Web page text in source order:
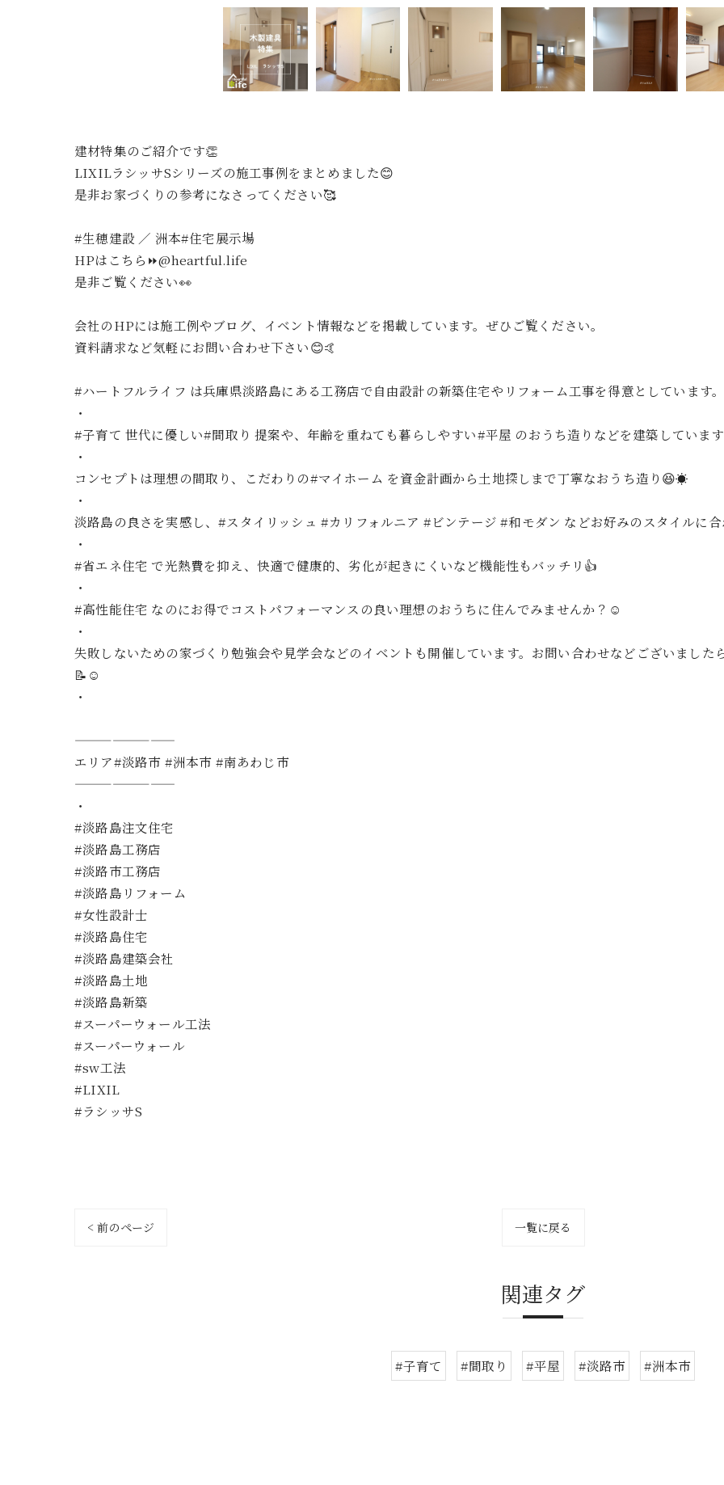
建材特集のご紹介です👏
LIXILラシッサSシリーズの施工事例をまとめました😊
是非お家づくりの参考になさってください🥰
#生穂建設 ／ 洲本#住宅展示場
HPはこちら⏩@heartful.life
是非ご覧ください👀
会社のHPには施工例やブログ、イベント情報などを掲載しています。ぜひご覧ください。
資料請求など気軽にお問い合わせ下さい😊🤙
#ハートフルライフ は兵庫県淡路島にある工務店で自由設計の新築住宅やリフォーム工事を得意としています
・
#子育て 世代に優しい#間取り 提案や、年齢を重ねても暮らしやすい#平屋 のおうち造りなどを建築していま
・
コンセプトは理想の間取り、こだわりの#マイホーム を資金計画から土地探しまで丁寧なおうち造り😆☀️
・
淡路島の良さを実感し、#スタイリッシュ #カリフォルニア #ビンテージ #和モダン などお好みのスタイルに
・
#省エネ住宅 で光熱費を抑え、快適で健康的、劣化が起きにくいなど機能性もバッチリ👍
・
#高性能住宅 なのにお得でコストパフォーマンスの良い理想のおうちに住んでみませんか？☺️
・
失敗しないための家づくり勉強会や見学会などのイベントも開催しています。お問い合わせなどございまし
📝☺️
・
————————
エリア#淡路市 #洲本市 #南あわじ市
————————
・
#淡路島注文住宅
#淡路島工務店
#淡路市工務店
#淡路島リフォーム
#女性設計士
#淡路島住宅
#淡路島建築会社
#淡路島土地
#淡路島新築
#スーパーウォール工法
#スーパーウォール
#sw工法
#LIXIL
#ラシッサS
< 前のページ 一覧に戻る
関連タグ
#子育て #間取り #平屋 #淡路市 #洲本市